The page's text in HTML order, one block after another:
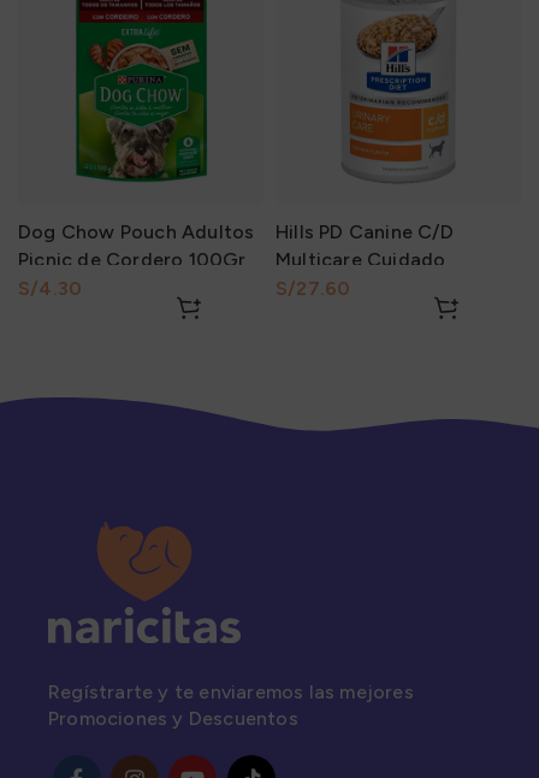
Dog Chow Pouch Adultos
Picnic de Cordero 100Gr
S/
Hills PD Canine C/D
Multicare Cuidado
Urinario 370Gr
S/
Regístrarte y te enviaremos las mejores
Promociones y Descuentos